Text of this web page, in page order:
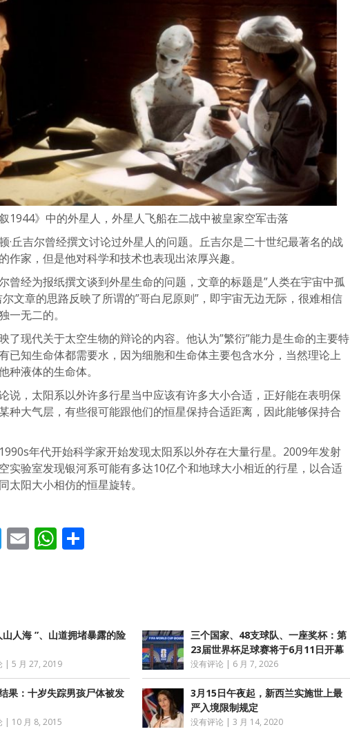
1944》中的外星人，外星人飞船在二战中被皇家空军击落
·丘吉尔曾经撰文讨论过外星人的问题。丘吉尔是二十世纪最著名的战
作家，但是他对科学和技术也表现出浓厚兴趣。
曾经为报纸撰文谈到外星生命的问题，文章的标题是”人类在宇宙中孤
文章的思路反映了所谓的”哥白尼原则”，即宇宙无边无际，很难相信
一无二的。
了现代关于太空生物的辩论的内容。他认为”繁衍”能力是生命的主要特
已知生命体都需要水，因为细胞和生命体主要包含水分，当然理论上
种液体的生命体。
说，太阳系以外许多行星当中应该有许多大小合适，正好能在表明保
种大气层，有些很可能跟他们的恒星保持合适距离，因此能够保持合
年代开始科学家开始发现太阳系以外存在大量行星。2009年发射
实验室发现银河系可能有多达10亿个和地球大小相近的行星，以合适
太阳大小相仿的恒星旋转。
Twitter
EmailWhatsApp
山人海 ”、山道拥堵暴露的险
| 5 月 27, 2019
三个国家、48支球队、一座奖杯：第
23届世界杯足球赛将于6月11日开幕
没有评论 | 6 月 7, 2026
果：十岁失踪男孩尸体被发
| 10 月 8, 2015
3月15日午夜起，新西兰实施世上最
严入境限制规定
没有评论 |3 月 14, 2020